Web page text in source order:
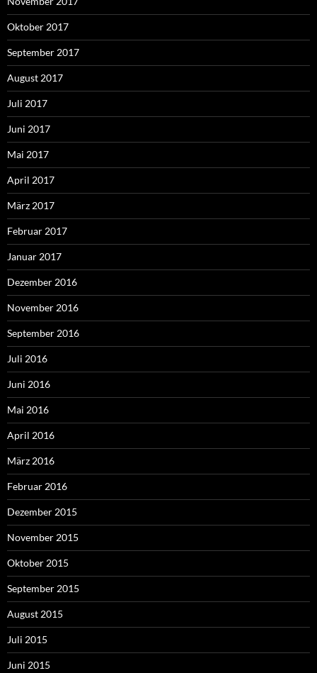
Oktober 2017
September 2017
August 2017
Juli 2017
Juni 2017
Mai 2017
April 2017
März 2017
Februar 2017
Januar 2017
Dezember 2016
November 2016
September 2016
Juli 2016
Juni 2016
Mai 2016
April 2016
März 2016
Februar 2016
Dezember 2015
November 2015
Oktober 2015
September 2015
August 2015
Juli 2015
Juni 2015